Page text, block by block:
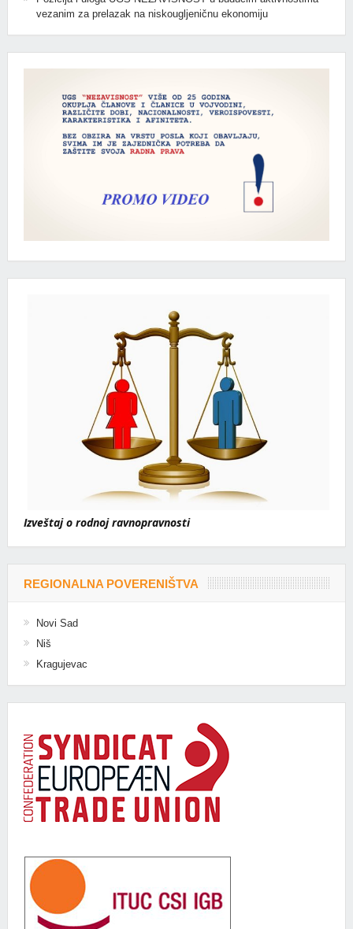
vezanim za prelazak na niskougljeničnu ekonomiju
Izveštaj o rodnoj ravnopravnosti
REGIONALNA POVERENIŠTVA
Novi Sad
Niš
Kragujevac